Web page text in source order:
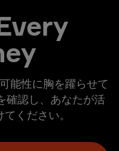
能性に胸を躍らせて
確認し、あなたが活
ください。